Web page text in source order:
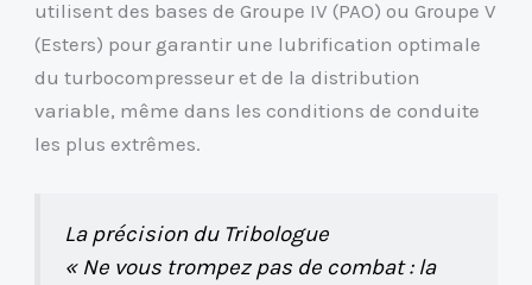
utilisent des bases de Groupe IV (PAO) ou Groupe V
(Esters) pour garantir une lubrification optimale
du turbocompresseur et de la distribution
variable, même dans les conditions de conduite
les plus extrêmes.
La précision du Tribologue
« Ne vous trompez pas de combat : la